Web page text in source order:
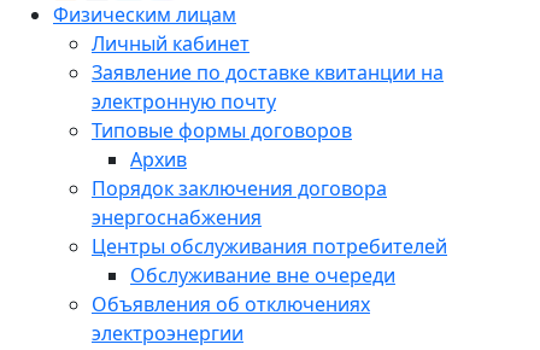
Физическим лицам
Личный кабинет
Заявление по доставке квитанции на
электронную почту
Типовые формы договоров
Архив
Порядок заключения договора
энергоснабжения
Центры обслуживания потребителей
Обслуживание вне очереди
Объявления об отключениях
электроэнергии